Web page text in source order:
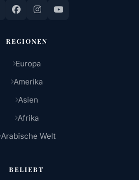
REGIONEN
Europa
Amerika
Asien
Afrika
Arabische Welt
BELIEBT